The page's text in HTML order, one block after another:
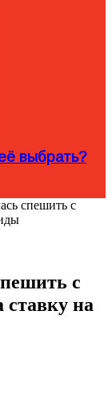
выбрать?
спешить с
с
ставку на